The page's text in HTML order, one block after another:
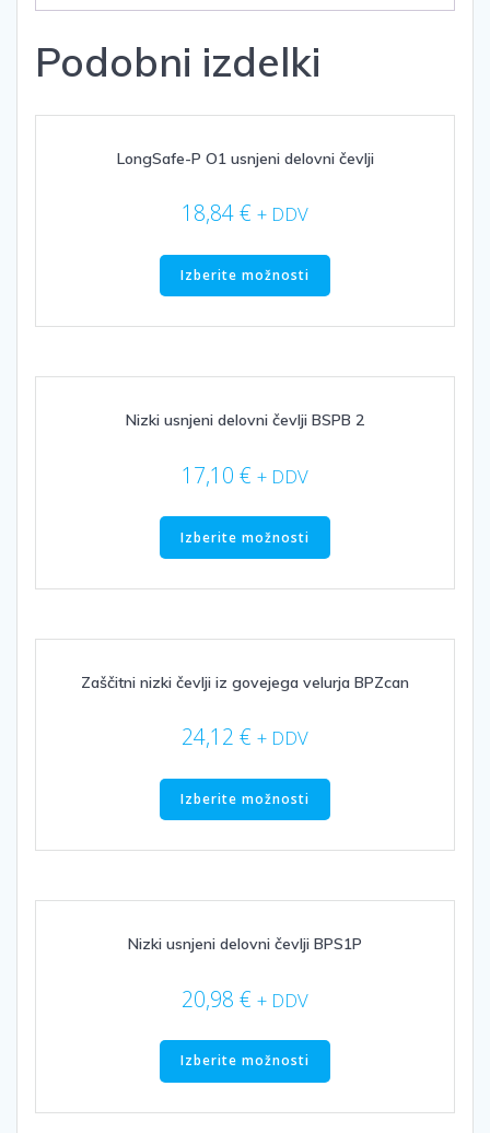
Podobni izdelki
LongSafe-P O1 usnjeni delovni čevlji
18,84€ + DDV
Izberite možnosti
Ta
ima
več
Možnosti
izberete
Nizki usnjeni delovni čevlji BSPB 2
17,10 € + DDV
Izberite možnosti
Ta
ima
več
Možnosti
izberete
Zaščitni nizki čevlji iz govejega velurja BPZcan
24,12 € + DDV
Izberite možnosti
ima
več
Možnosti
izberete
Nizki usnjeni delovni čevlji BPS1P
20,98 € + DDV
Izberite možnosti
Ta
ima
več